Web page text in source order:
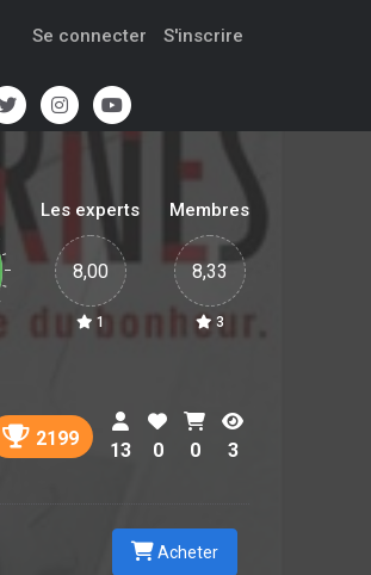
Se connecter S'inscrire
Les experts
8,00
1
Membres
8,33
3
2199
13 0 0 3
Acheter